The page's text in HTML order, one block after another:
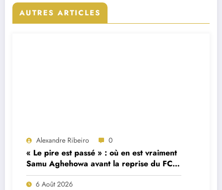
AUTRES ARTICLES
Alexandre Ribeiro 0
« Le pire est passé » : où en est vraiment
Samu Aghehowa avant la reprise du FC
Porto ?
6 Août 2026